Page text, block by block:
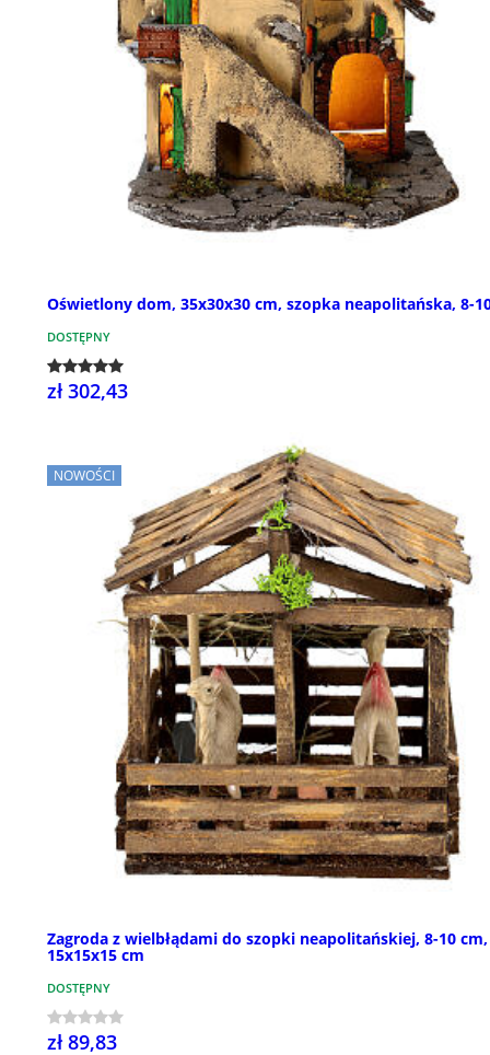
Oświetlony dom, 35x30x30 cm, szopka neapolitańska, 8-
DOSTĘPNY
zł 302,43
NOWOŚCI
Zagroda z wielbłądami do szopki neapolitańskiej, 8-10 cm,
15x15x15 cm
DOSTĘPNY
zł 89,83